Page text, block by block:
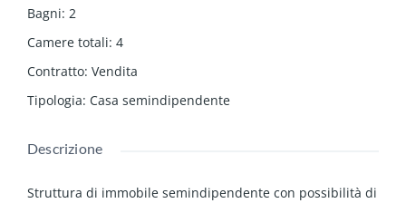
Bagni: 2
Camere totali: 4
Contratto: Vendita
Tipologia: Casa semindipendente
Descrizione
Struttura di immobile semindipendente con possibilità di